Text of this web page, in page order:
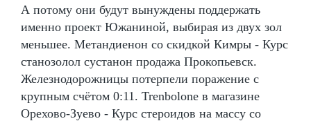
А потому они будут вынуждены поддержать
именно проект Южаниной, выбирая из двух зол
меньшее. Метандиенон со скидкой Кимры - Курс
станозолол сустанон продажа Прокопьевск.
Железнодорожницы потерпели поражение с
крупным счётом 0:11. Trenbolone в магазине
Орехово-Зуево - Курс стероидов на массу со